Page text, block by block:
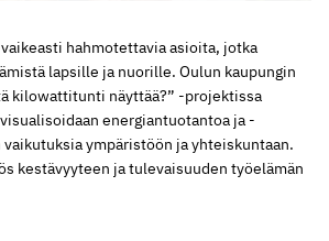
vaikeasti hahmotettavia asioita, jotka
lapsille ja nuorille. Oulun kaupungin
kilowattitunti näyttää?” -projektissa
energiantuotantoa ja -
ympäristöön ja yhteiskuntaan.
kestävyyteen ja tulevaisuuden työelämän